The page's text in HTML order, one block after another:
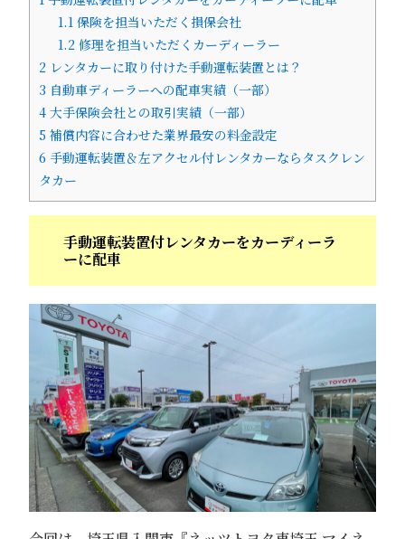
1.1 保険を担当いただく損保会社
1.2 修理を担当いただくカーディーラー
2 レンタカーに取り付けた手動運転装置とは？
3 自動車ディーラーへの配車実績（一部）
4 大手保険会社との取引実績（一部）
5 補償内容に合わせた業界最安の料金設定
6 手動運転装置＆左アクセル付レンタカーならタスクレン
タカー
手動運転装置付レンタカーをカーディーラ
ーに配車